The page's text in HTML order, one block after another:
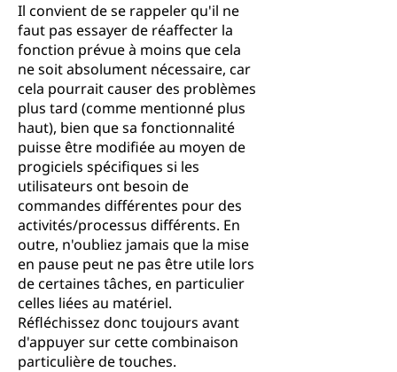
Il convient de se rappeler qu'il ne
faut pas essayer de réaffecter la
fonction prévue à moins que cela
ne soit absolument nécessaire, car
cela pourrait causer des problèmes
plus tard (comme mentionné plus
haut), bien que sa fonctionnalité
puisse être modifiée au moyen de
progiciels spécifiques si les
utilisateurs ont besoin de
commandes différentes pour des
activités/processus différents. En
outre, n'oubliez jamais que la mise
en pause peut ne pas être utile lors
de certaines tâches, en particulier
celles liées au matériel.
Réfléchissez donc toujours avant
d'appuyer sur cette combinaison
particulière de touches.